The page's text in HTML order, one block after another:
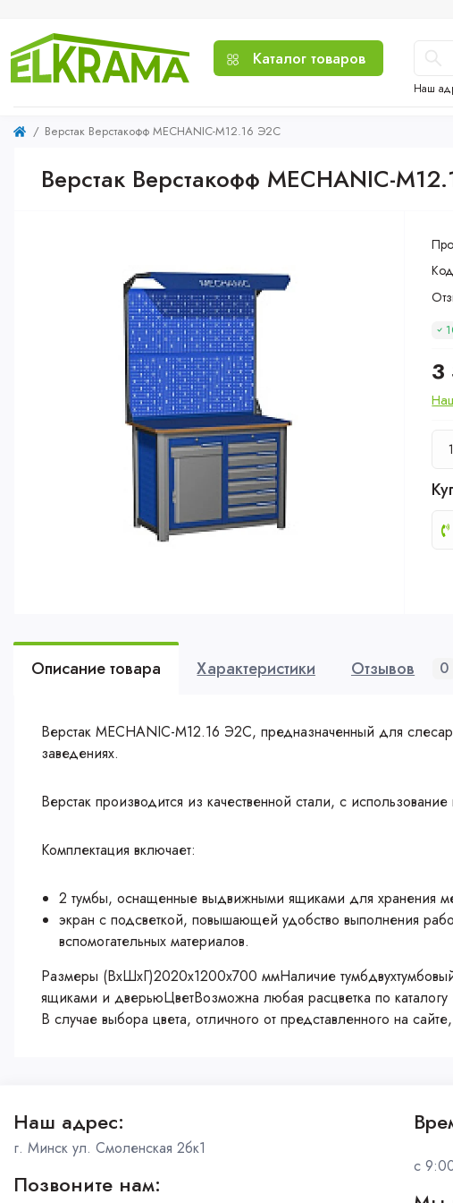
Каталог товаров
Наш
Верстак Верстакофф MECHANIC-М12.16 Э2С
Верстак Верстакофф MECHANIC-
3
Описание товара Характеристики Отзывов 0
Верстак MECHANIC-М12.16 Э2С, предназначенный для
заведениях.
Верстак производится из качественной стали, с
Комплектация включает:
2 тумбы, оснащенные выдвижными ящиками для хранения
экран с подсветкой, повышающей удобство выполнения
вспомогательных материалов.
Размеры (ВхШхГ)2020x1200x700 ммНаличие
ящиками и дверьюЦветВозможна любая расцветка по
В случае выбора цвета, отличного от представленного на
Наш адрес:
г. Минск ул. Смоленская 2бк1
Позвоните нам:
c